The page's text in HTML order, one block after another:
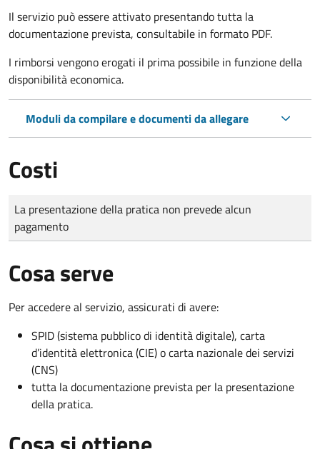
Il servizio può essere attivato presentando tutta la
documentazione prevista, consultabile in formato PDF.
I rimborsi vengono erogati il prima possibile in funzione della
disponibilità economica.
Moduli da compilare e documenti da allegare
Costi
Tipo di pagamento
Importo
La presentazione della pratica non prevede alcun
pagamento
Cosa serve
Per accedere al servizio, assicurati di avere:
SPID (sistema pubblico di identità digitale), carta
d’identità elettronica (CIE) o carta nazionale dei servizi
(CNS)
tutta la documentazione prevista per la presentazione
della pratica.